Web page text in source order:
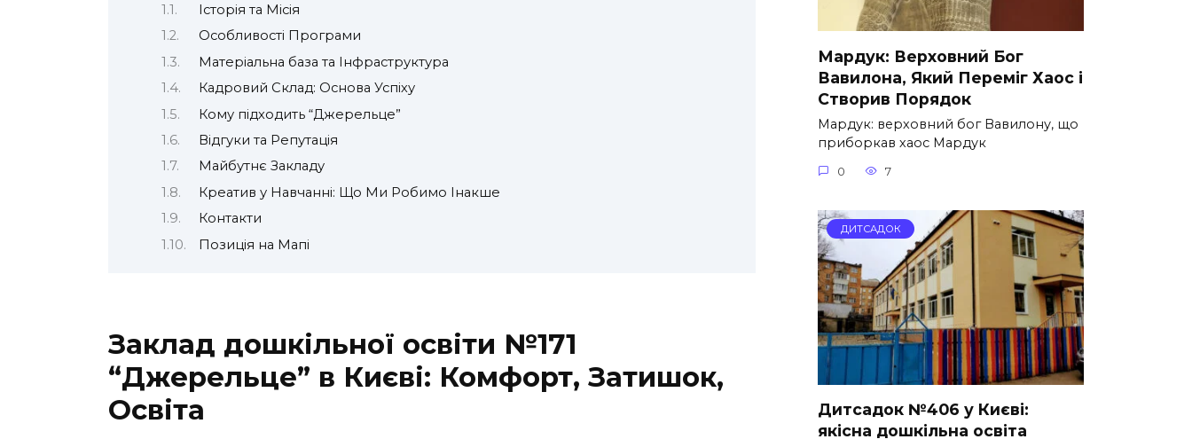
Історія та Місія
Особливості Програми
Матеріальна база та Інфраструктура
Кадровий Склад: Основа Успіху
Кому підходить “Джерельце”
Відгуки та Репутація
Майбутнє Закладу
Креатив у Навчанні: Що Ми Робимо Інакше
Контакти
Позиція на Мапі
Заклад дошкільної освіти №171
“Джерельце” в Києві: Комфорт, Затишок,
Освіта
Мардук: Верховний Бог
Вавилона, Який Переміг Хаос і
Створив Порядок
Мардук: верховний бог Вавилону, що
приборкав хаос Мардук
0 7
ДИТСАДОК
Дитсадок №406 у Києві:
якісна дошкільна освіта